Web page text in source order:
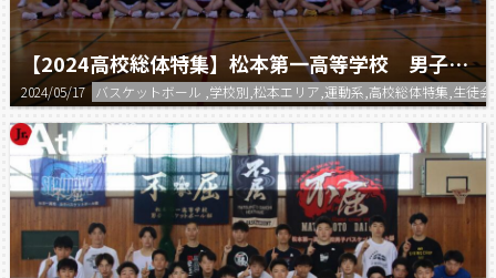
【2024高校総体特集】松本第一高等学校 男子バスケットボール部
2024/05/17 バスケットボール ,学校別,松本エリア,運動系,高校総体特集,生徒